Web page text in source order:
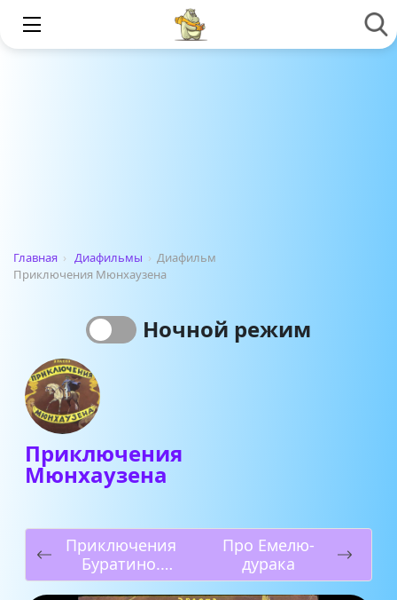
Главная › Диафильмы › Диафильм
Приключения Мюнхаузена
Ночной режим
Приключения
Мюнхаузена
Приключения
Буратино.
Часть 2
Про Емелю-
дурака